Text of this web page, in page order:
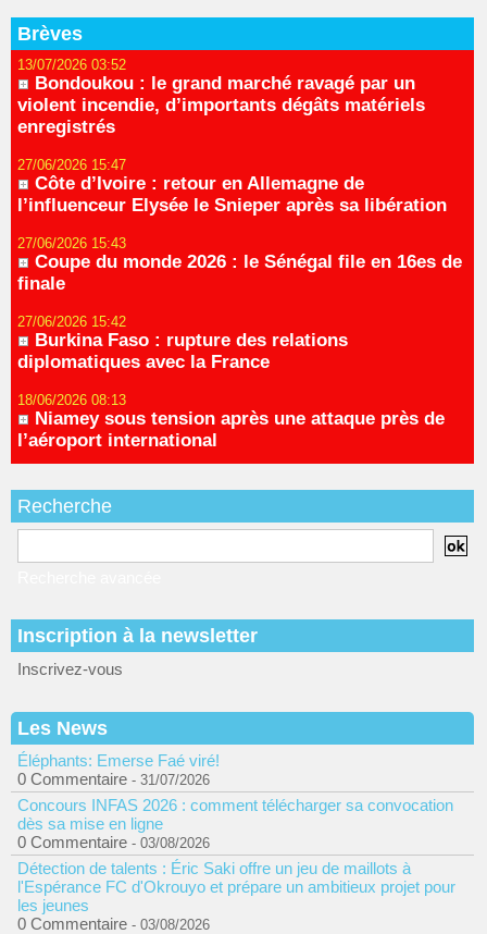
Brèves
13/07/2026 03:52
Bondoukou : le grand marché ravagé par un
violent incendie, d’importants dégâts matériels
enregistrés
27/06/2026 15:47
Côte d’Ivoire : retour en Allemagne de
l’influenceur Elysée le Snieper après sa libération
27/06/2026 15:43
Coupe du monde 2026 : le Sénégal file en 16es de
finale
27/06/2026 15:42
Burkina Faso : rupture des relations
diplomatiques avec la France
18/06/2026 08:13
Niamey sous tension après une attaque près de
l’aéroport international
Recherche
Inscription à la newsletter
Inscrivez-vous
Les News
Éléphants: Emerse Faé viré!
0 Commentaire - 31/07/2026
Concours INFAS 2026 : comment télécharger sa convocation
dès sa mise en ligne
0 Commentaire - 03/08/2026
Détection de talents : Éric Saki offre un jeu de maillots à
l'Espérance FC d'Okrouyo et prépare un ambitieux projet pour
les jeunes
0 Commentaire - 03/08/2026